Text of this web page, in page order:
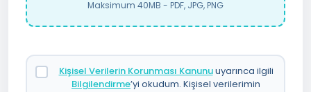
Maksimum 40MB - PDF, JPG, PNG
Kişisel Verilerin Korunması Kanunuuyarınca ilgili
Bilgilendirme’yi okudum. Kişisel verilerimin